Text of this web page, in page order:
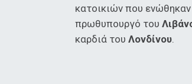
κατοικιών που
πρωθυπουργό του
καρδιά του Λονδίνου.